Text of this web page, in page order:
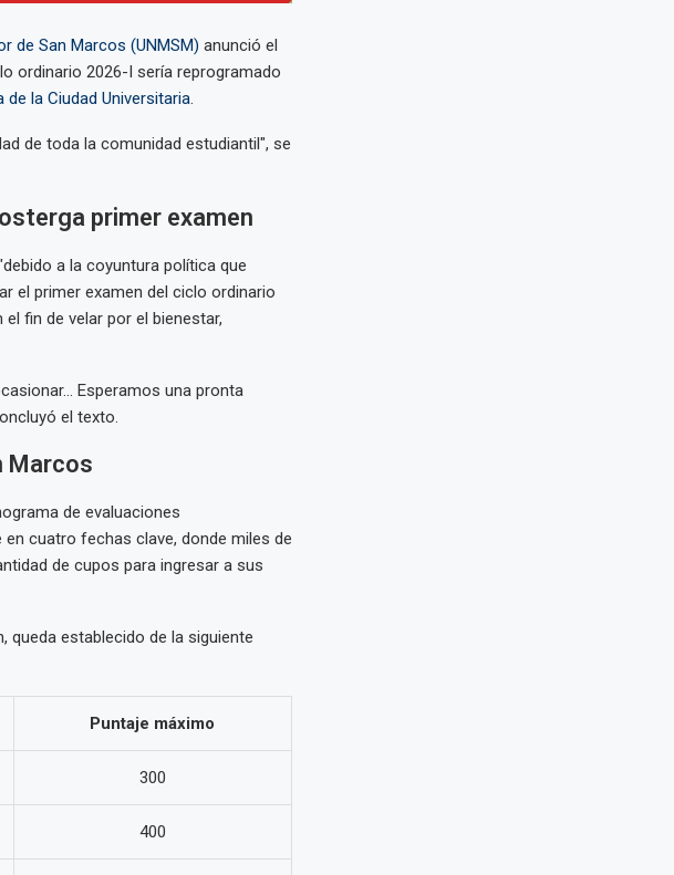
de San Marcos (UNMSM) anunció el
ordinario 2026-I sería reprogramado
de la Ciudad Universitaria.
de toda la comunidad estudiantil", se
primer examen
a la coyuntura política que
el primer examen del ciclo ordinario
el fin de velar por el bienestar,
Esperamos una pronta
el texto.
Marcos
de evaluaciones
cuatro fechas clave, donde miles de
de cupos para ingresar a sus
queda establecido de la siguiente
Puntaje máximo
300
400